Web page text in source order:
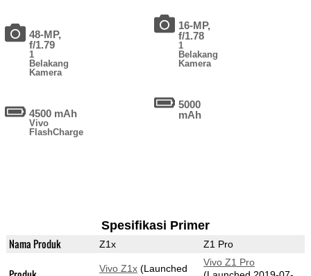
48-MP,
f/1.79
1
Belakang
Kamera
4500 mAh
Vivo
FlashCharge
16-MP,
f/1.78
1
Belakang
Kamera
5000
mAh
Spesifikasi Primer
Nama Produk Z1x Z1 Pro
Vivo Z1x(Launched
Vivo Z1 Pro